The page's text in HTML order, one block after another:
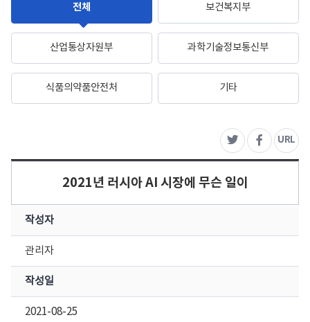
전체 보건복지부
산업통상자원부 과학기술정보통신부
식품의약품안전처 기타
트위터페이스북
URL주
2021년 러시아 AI 시장에 무슨 일이
작성자
관리자
작성일
2021-08-25